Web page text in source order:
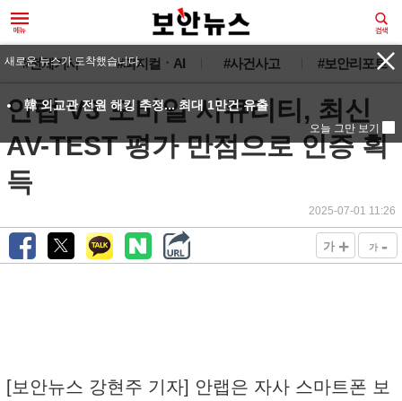
#전체기사 #피지컬ㆍAI #사건사고 #보안리포트
안랩 V3 모바일 시큐리티, 최신
AV-TEST 평가 만점으로 인증 획
득
2025-07-01 11:26
가 + 가 -
[보안뉴스 강현주 기자] 안랩은 자사 스마트폰 보
새로운 뉴스가 도착했습니다.
韓 외교관 전원 해킹 추정... 최대 1만건 유출
오늘 그만 보기